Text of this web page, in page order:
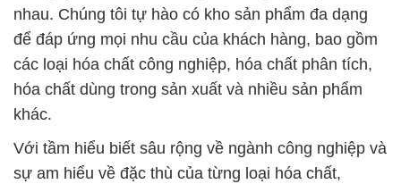
nhau. Chúng tôi tự hào có kho sản phẩm đa dạng
để đáp ứng mọi nhu cầu của khách hàng, bao gồm
các loại hóa chất công nghiệp, hóa chất phân tích,
hóa chất dùng trong sản xuất và nhiều sản phẩm
khác.
Với tầm hiểu biết sâu rộng về ngành công nghiệp và
sự am hiểu về đặc thù của từng loại hóa chất,